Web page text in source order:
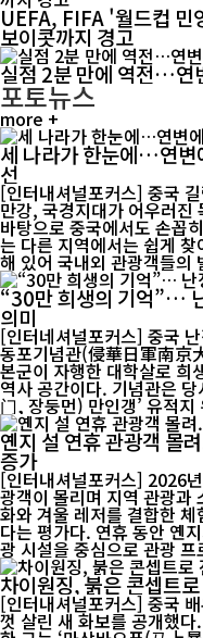
UEFA, FIFA '월드컵
보이콧까지 경고
실점 2분 만에 역전…연
포토뉴스
more +
세 나라가 한눈에…연변
선
[인터내셔널포커스] 중국
만강, 국경지대가 어우러진
바탕으로 중국에서도 손꼽
는 다른 지역에서는 쉽게
“30만 희생의 기억”…
의미
[인터네셔널포커스] 중국
동포기념관(侵華日軍南京
본군이 자행한 대학살로 희
역사 공간이다. 기념관은
门, 장둥먼) 만인갱’ 유적
옌지 설 연휴 관광객 몰
증가
[인터내셔널포커스] 2026
광객이 몰리며 지역 관광과
화와 겨울 레저를 결합한
다는 평가다. 연휴 동안 옌지시는 조선족 민속 체험과 공연, 겨울 관
광 시설을 중심으로 관광 프
차이원징, 붉은 콘셉트
[인터내셔널포커스] 중국
껏 살린 새 화보를 공개했